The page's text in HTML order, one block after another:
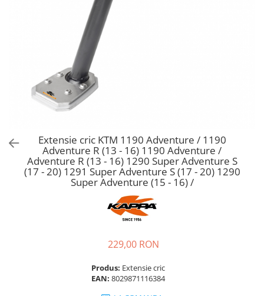
Extensie cric KTM 1190 Adventure / 1190
Adventure R (13 - 16) 1190 Adventure /
Adventure R (13 - 16) 1290 Super Adventure S
(17 - 20) 1291 Super Adventure S (17 - 20) 1290
Super Adventure (15 - 16) /
229,00 RON
Produs: Extensie cric
EAN: 8029871116384